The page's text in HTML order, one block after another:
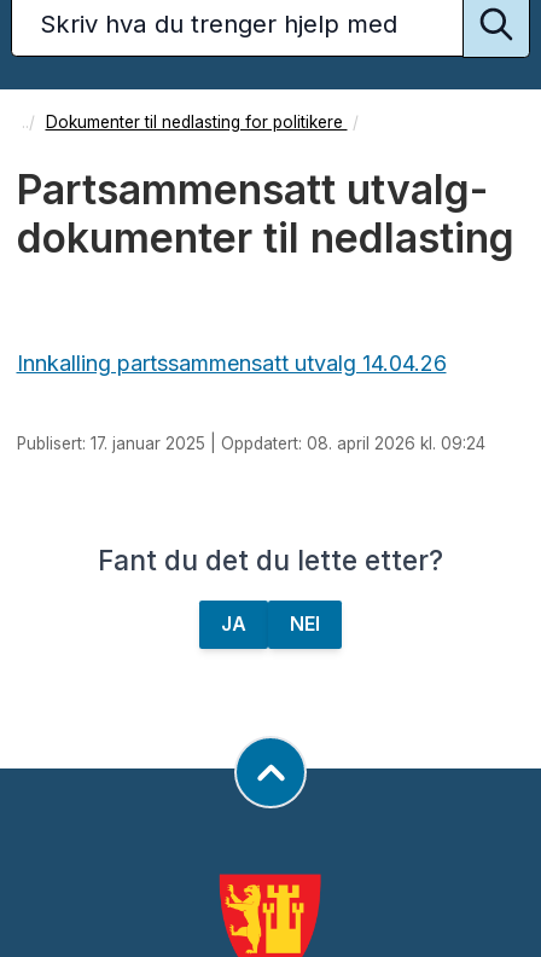
Dokumenter til nedlasting for politikere
Partsammensatt utvalg-
dokumenter til nedlasting
Innkalling partssammensatt utvalg 14.04.26
Publisert: 17. januar 2025 | Oppdatert: 08. april 2026 kl. 09:24
Fant du det du lette etter?
JA NEI